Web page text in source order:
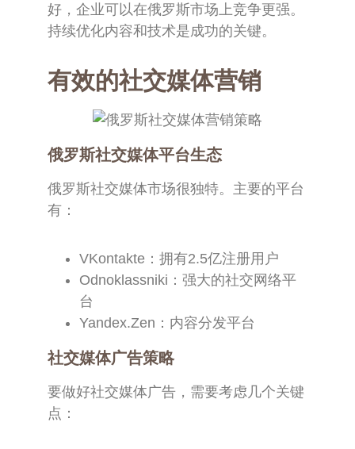
好，企业可以在俄罗斯市场上竞争更强。
持续优化内容和技术是成功的关键。
有效的社交媒体营销
俄罗斯社交媒体平台生态
俄罗斯社交媒体市场很独特。主要的平台
有：
VKontakte：拥有2.5亿注册用户
Odnoklassniki：强大的社交网络平
台
Yandex.Zen：内容分发平台
社交媒体广告策略
要做好社交媒体广告，需要考虑几个关键
点：